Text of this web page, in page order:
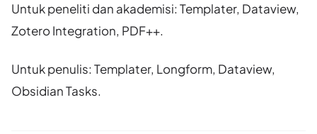
Untuk peneliti dan akademisi: Templater, Dataview,
Zotero Integration, PDF++.
Untuk penulis: Templater, Longform, Dataview,
Obsidian Tasks.